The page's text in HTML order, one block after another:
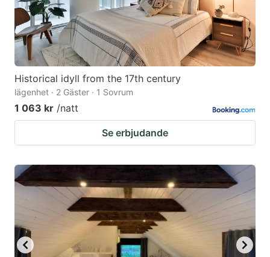
Historical idyll from the 17th century
lägenhet · 2 Gäster · 1 Sovrum
1 063 kr /natt
Se erbjudande